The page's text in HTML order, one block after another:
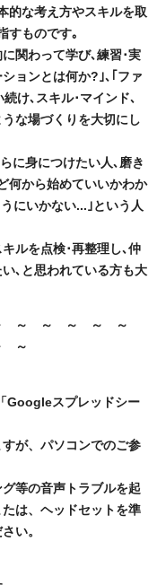
的な考え方やスキルを取
すものです｡
関わって学び､練習･実
ョンとは何か?｣､
｢ファ
け､ スキル･マインド､
な場づくりを大切にし
に身につけたい人､磨き
何から始めていいかわか
にいかない...｣という人
ルを点検･再整理し､仲
､と思われている方も大
～ ～ ～ ～ ～
～
Googleスプレッドシー
が、パソコンでのご参
等の音声トラブルを起
は、ヘッドセットを準
い。